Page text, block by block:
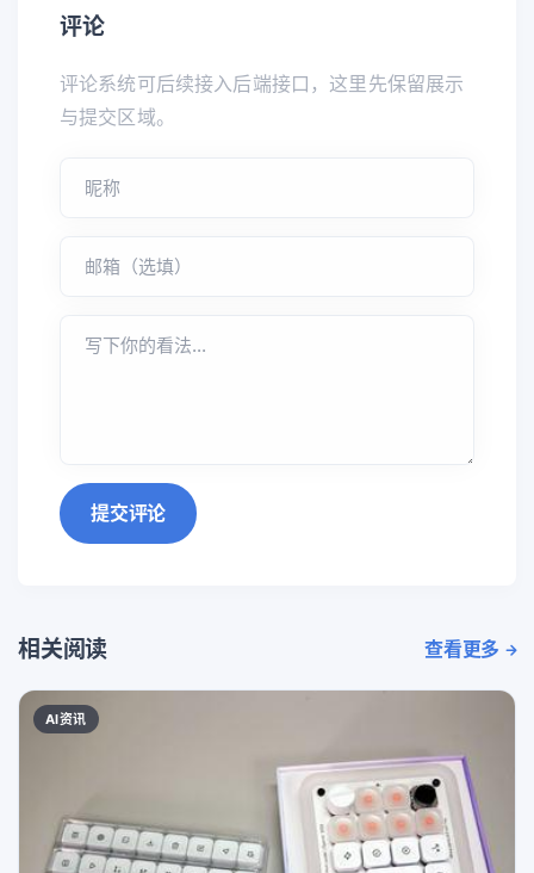
评论
评论系统可后续接入后端接口，这里先保留展示
与提交区域。
提交评论
相关阅读 查看更多
AI资讯